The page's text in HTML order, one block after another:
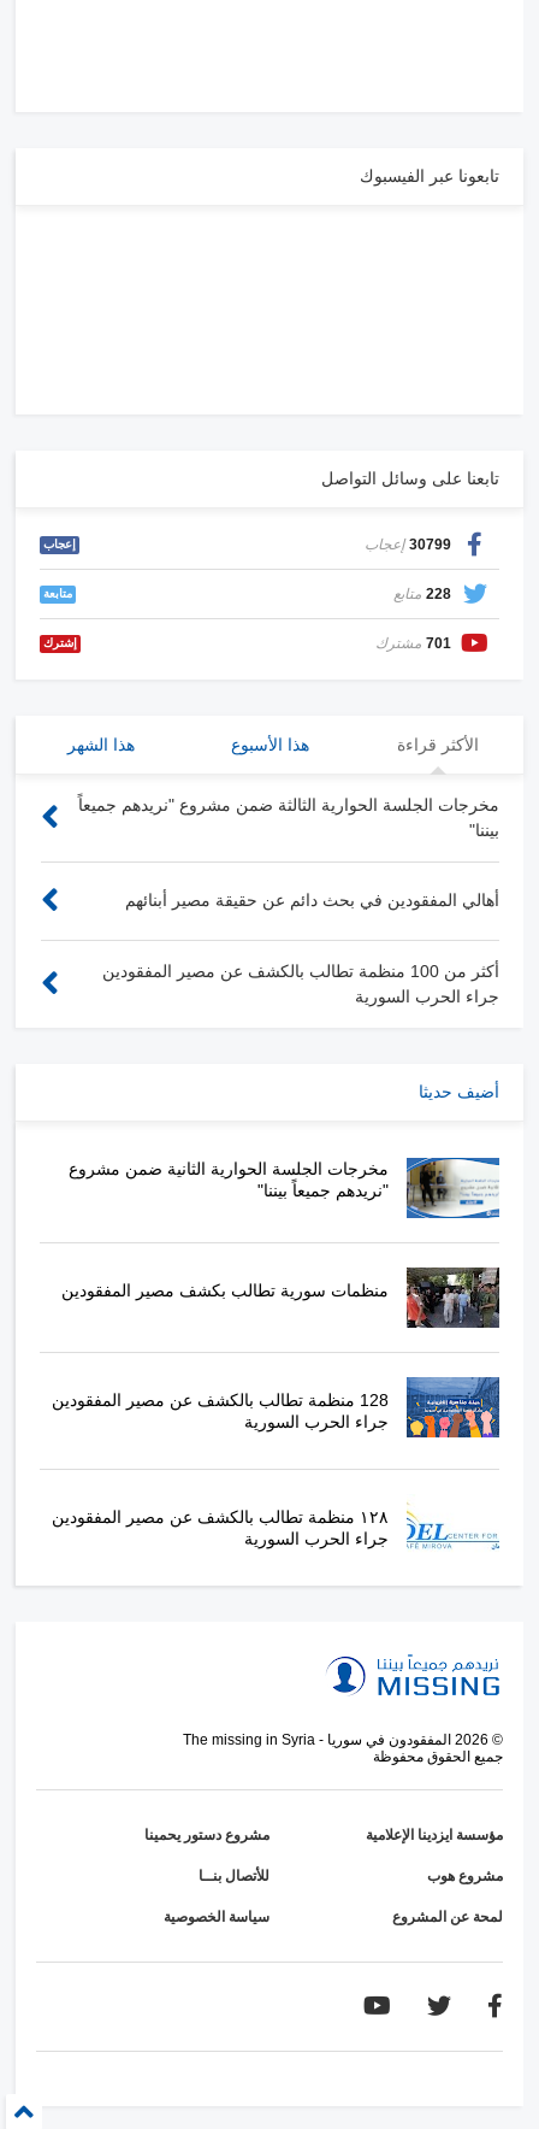
تابعونا عبر الفيسبوك
تابعنا على وسائل التواصل
30799 إعجاب إعجاب
228 متابع متابعة
701 مشترك إشترك
الأكثر قراءة هذا الأسبوع هذا الشهر
مخرجات الجلسة الحوارية الثالثة ضمن مشروع "نريدهم جميعاً
بيننا"
أهالي المفقودين في بحث دائم عن حقيقة مصير أبنائهم
أكثر من 100 منظمة تطالب بالكشف عن مصير المفقودين
جراء الحرب السورية
أضيف حديثا
مخرجات الجلسة الحوارية الثانية ضمن مشروع
"نريدهم جميعاً بيننا"
منظمات سورية تطالب بكشف مصير المفقودين
128 منظمة تطالب بالكشف عن مصير المفقودين
جراء الحرب السورية
١٢٨ منظمة تطالب بالكشف عن مصير المفقودين
جراء الحرب السورية
©
2026 المفقودون في سوريا - The missing in Syria
جميع الحقوق محفوظة
مؤسسة ايزدينا الإعلامية مشروع دستور يحمينا
مشروع هوب للأتصال بنــا
لمحة عن المشروع سياسة الخصوصية